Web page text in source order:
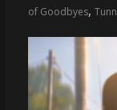
of Goodbyes,